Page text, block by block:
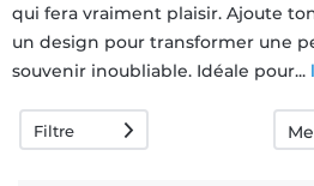
Livraison
rapide
Échange
qui fera vraiment plaisir. Ajoute
un design pour transformer une
souvenir inoubliable. Idéale pour...
Filtre